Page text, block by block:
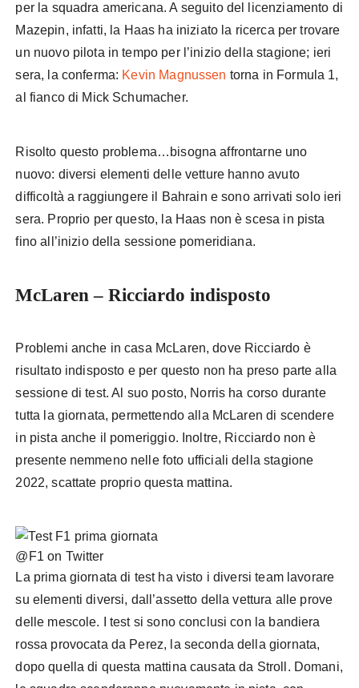
per la squadra americana. A seguito del licenziamento di
Mazepin, infatti, la Haas ha iniziato la ricerca per trovare
un nuovo pilota in tempo per l’inizio della stagione; ieri
sera, la conferma: Kevin Magnussen torna in Formula 1,
al fianco di Mick Schumacher.
Risolto questo problema…bisogna affrontarne uno
nuovo: diversi elementi delle vetture hanno avuto
difficoltà a raggiungere il Bahrain e sono arrivati solo ieri
sera. Proprio per questo, la Haas non è scesa in pista
fino all’inizio della sessione pomeridiana.
McLaren – Ricciardo indisposto
Problemi anche in casa McLaren, dove Ricciardo è
risultato indisposto e per questo non ha preso parte alla
sessione di test. Al suo posto, Norris ha corso durante
tutta la giornata, permettendo alla McLaren di scendere
in pista anche il pomeriggio. Inoltre, Ricciardo non è
presente nemmeno nelle foto ufficiali della stagione
2022, scattate proprio questa mattina.
@F1 on Twitter
La prima giornata di test ha visto i diversi team lavorare
su elementi diversi, dall’assetto della vettura alle prove
delle mescole. I test si sono conclusi con la bandiera
rossa provocata da Perez, la seconda della giornata,
dopo quella di questa mattina causata da Stroll. Domani,